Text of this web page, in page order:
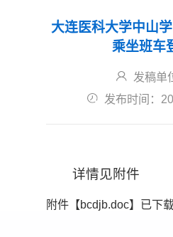
大连医科大学中山
乘坐班车
发稿单
发布时间：
详情见附件
附件【bcdjb.doc】已下